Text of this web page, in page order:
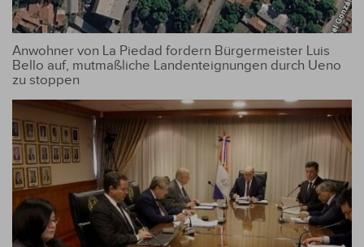
Anwohner von La Piedad fordern Bürgermeister Luis
Bello auf, mutmaßliche Landenteignungen durch Ueno
zu stoppen